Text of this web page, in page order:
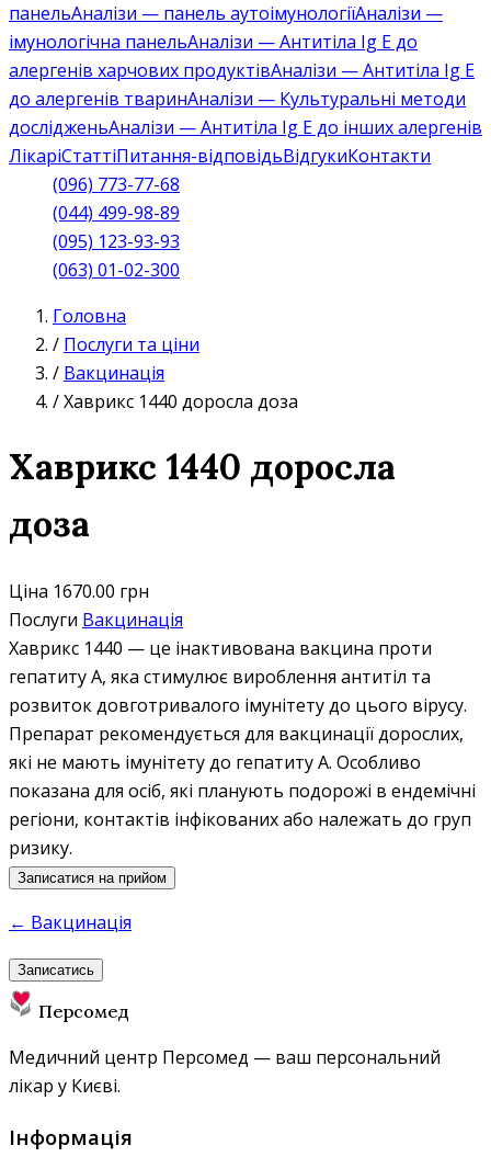
панельАналізи — панель аутоімунологіїАналізи —
імунологічна панельАналізи — Антитіла Ig E до
алергенів харчових продуктівАналізи — Антитіла Ig E
до алергенів тваринАналізи — Культуральні методи
дослідженьАналізи — Антитіла Ig E до інших алергенів
ЛікаріСтаттіПитання-відповідьВідгукиКонтакти
(096) 773-77-68
(044) 499-98-89
(095) 123-93-93
(063) 01-02-300
Головна
/ Послуги та ціни
/ Вакцинація
/Хаврикс 1440 доросла доза
Хаврикс 1440 доросла
доза
Ціна 1670.00 грн
Послуги Вакцинація
Хаврикс 1440 — це інактивована вакцина проти
гепатиту А, яка стимулює вироблення антитіл та
розвиток довготривалого імунітету до цього вірусу.
Препарат рекомендується для вакцинації дорослих,
які не мають імунітету до гепатиту А. Особливо
показана для осіб, які планують подорожі в ендемічні
регіони, контактів інфікованих або належать до груп
ризику.
Записатися на прийом
← Вакцинація
Записатись
Персомед
Медичний центр Персомед — ваш персональний
лікар у Києві.
Інформація